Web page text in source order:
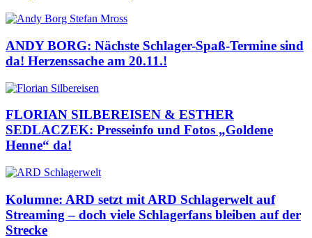
ANDY BORG: Nächste Schlager-Spaß-Termine sind
da! Herzenssache am 20.11.!
FLORIAN SILBEREISEN & ESTHER
SEDLACZEK: Presseinfo und Fotos „Goldene
Henne“ da!
Kolumne: ARD setzt mit ARD Schlagerwelt auf
Streaming – doch viele Schlagerfans bleiben auf der
Strecke